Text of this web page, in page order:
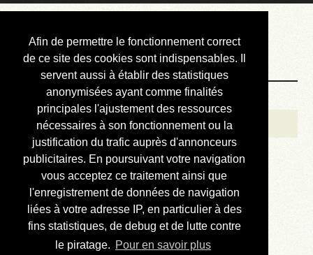
Afin de permettre le fonctionnement correct
de ce site des cookies sont indispensables. Il
servent aussi à établir des statistiques
anonymisées ayant comme finalités
principales l'ajustement des ressources
nécessaires à son fonctionnement ou la
justification du trafic auprès d'annonceurs
publicitaires. En poursuivant votre navigation
vous acceptez ce traitement ainsi que
l'enregistrement de données de navigation
liées à votre adresse IP, en particulier à des
fins statistiques, de debug et de lutte contre
le piratage. Pour en savoir plus
Courbis, « LE »
Blog Officiel
Bienvenue
Réalisations
Divers (et d’été)
Annonces
Liens externes
Téléchargement